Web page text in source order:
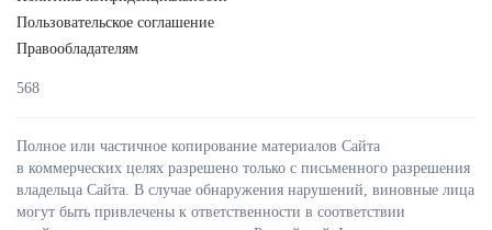
Пользовательское соглашение
Правообладателям
568
Полное или частичное копирование материалов Сайта
в коммерческих целях разрешено только с письменного разрешения
владельца Сайта. В случае обнаружения нарушений, виновные лица
могут быть привлечены к ответственности в соответствии